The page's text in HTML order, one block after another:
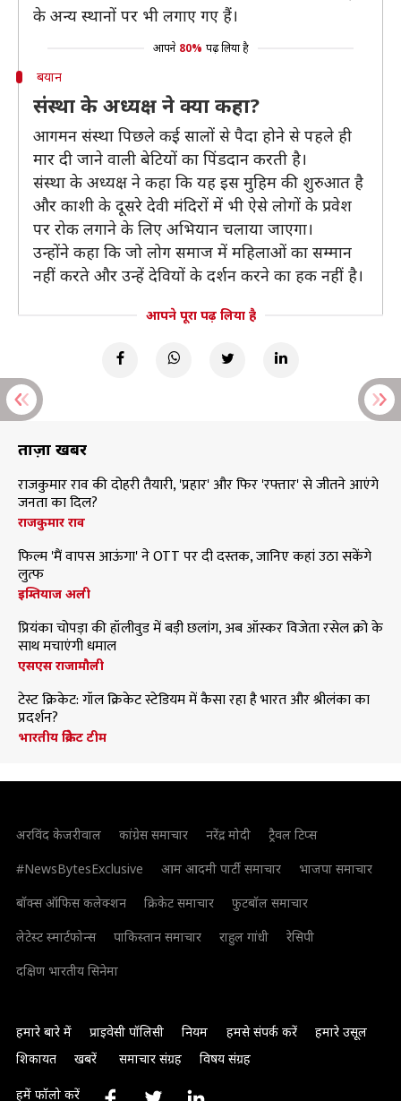
के अन्य स्थानों पर भी लगाए गए हैं।
आपने 80% पढ़ लिया है
बयान
संस्था के अध्यक्ष ने क्या कहा?
आगमन संस्था पिछले कई सालों से पैदा होने से पहले ही
मार दी जाने वाली बेटियों का पिंडदान करती है।
संस्था के अध्यक्ष ने कहा कि यह इस मुहिम की शुरुआत है
और काशी के दूसरे देवी मंदिरों में भी ऐसे लोगों के प्रवेश
पर रोक लगाने के लिए अभियान चलाया जाएगा।
उन्होंने कहा कि जो लोग समाज में महिलाओं का सम्मान
नहीं करते और उन्हें देवियों के दर्शन करने का हक नहीं है।
आपने पूरा पढ़ लिया है
ताज़ा खबरें
राजकुमार राव की दोहरी तैयारी, 'प्रहार' और फिर 'रफ्तार' से जीतने आएंगे
जनता का दिल?
राजकुमार राव
फिल्म 'मैं वापस आऊंगा' ने OTT पर दी दस्तक, जानिए कहां उठा सकेंगे
लुत्फ
इम्तियाज अली
प्रियंका चोपड़ा की हॉलीवुड में बड़ी छलांग, अब ऑस्कर विजेता रसेल क्रो के
साथ मचाएंगी धमाल
एसएस राजामौली
टेस्ट क्रिकेट: गॉल क्रिकेट स्टेडियम में कैसा रहा है भारत और श्रीलंका का
प्रदर्शन?
भारतीय क्रिकेट टीम
अरविंद केजरीवाल कांग्रेस समाचार नरेंद्र मोदी
ट्रैवल टिप्स
#NewsBytesExclusive
आम आदमी पार्टी समाचार
भाजपा समाचार
बॉक्स ऑफिस कलेक्शन
क्रिकेट समाचार
फुटबॉल समाचार
लेटेस्ट स्मार्टफोन्स
पाकिस्तान समाचार राहुल गांधी
रेसिपी
दक्षिण भारतीय सिनेमा
हमारे बारे में प्राइवेसी पॉलिसी नियम हमसे संपर्क करें
हमारे उसूल
शिकायत
खबरें समाचार संग्रह विषय संग्रह
हमें फॉलो करें